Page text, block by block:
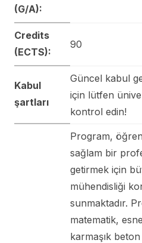
(G/A):
Credits
(ECTS):
90
Kabul
şartları
Güncel kabul
için lütfen
kontrol edin!
Program,
sağlam bir
getirmek için
mühendisliği
sunmaktadır.
matematik,
karmaşık